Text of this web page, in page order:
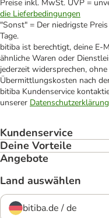
Preise inkl. MwSt. UVP =
die Lieferbedingungen
"Sonst" = Der niedrigste
Tage.
bitiba ist berechtigt, deine E-
ähnliche Waren oder
jederzeit widersprechen,
Übermittlungskosten nach
bitiba Kundenservice
unserer Datenschutzerklärung
Kundenservice
Deine Vorteile
Angebote
Land auswählen
bitiba.de / de